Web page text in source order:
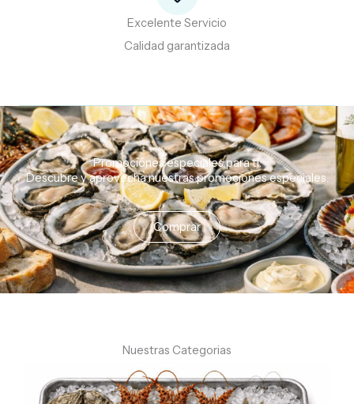
Excelente Servicio
Calidad garantizada
Promociones especiales para ti.
Descubreyaprovechanuestraspromocionesespeciales.
Comprar
Nuestras Categorias